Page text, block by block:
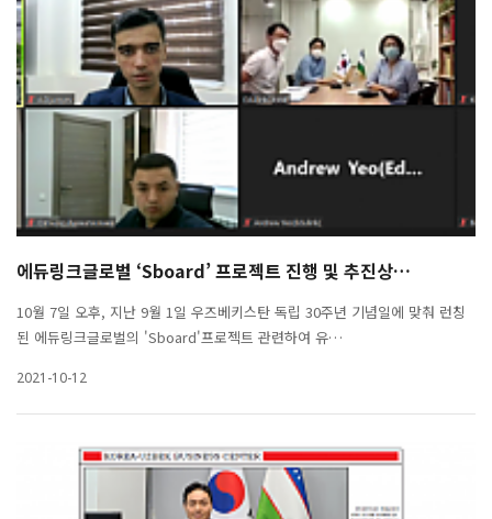
에듀링크글로벌 ‘Sboard’ 프로젝트 진행 및 추진상…
10월 7일 오후, 지난 9월 1일 우즈베키스탄 독립 30주년 기념일에 맞춰 런칭
된 에듀링크글로벌의 'Sboard'프로젝트 관련하여 유…
2021-10-12